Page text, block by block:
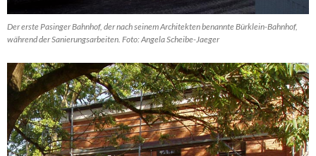
Der erste Pasinger Bahnhof, der nach seinem Architekten benannte Bürklein-Bahnhof,
während der Sanierungsarbeiten. Foto: Angela Scheibe-Jaeger